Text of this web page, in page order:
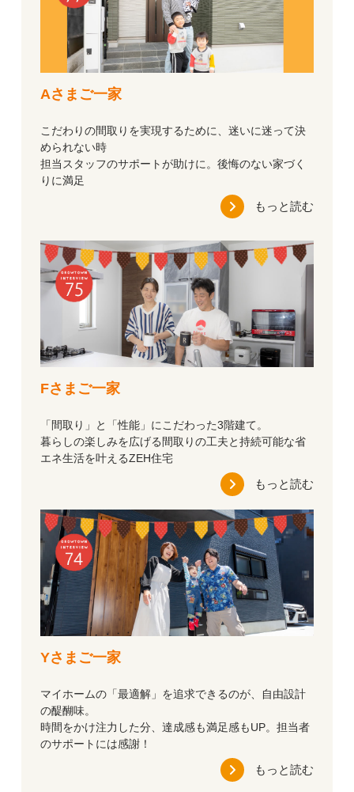
Aさまご一家
こだわりの間取りを実現するために、迷いに迷って決
められない時
担当スタッフのサポートが助けに。後悔のない家づく
りに満足
もっと読む
Fさまご一家
「間取り」と「性能」にこだわった3階建て。
暮らしの楽しみを広げる間取りの工夫と持続可能な省
エネ生活を叶えるZEH住宅
もっと読む
Yさまご一家
マイホームの「最適解」を追求できるのが、自由設計
の醍醐味。
時間をかけ注力した分、達成感も満足感もUP。担当者
のサポートには感謝！
もっと読む